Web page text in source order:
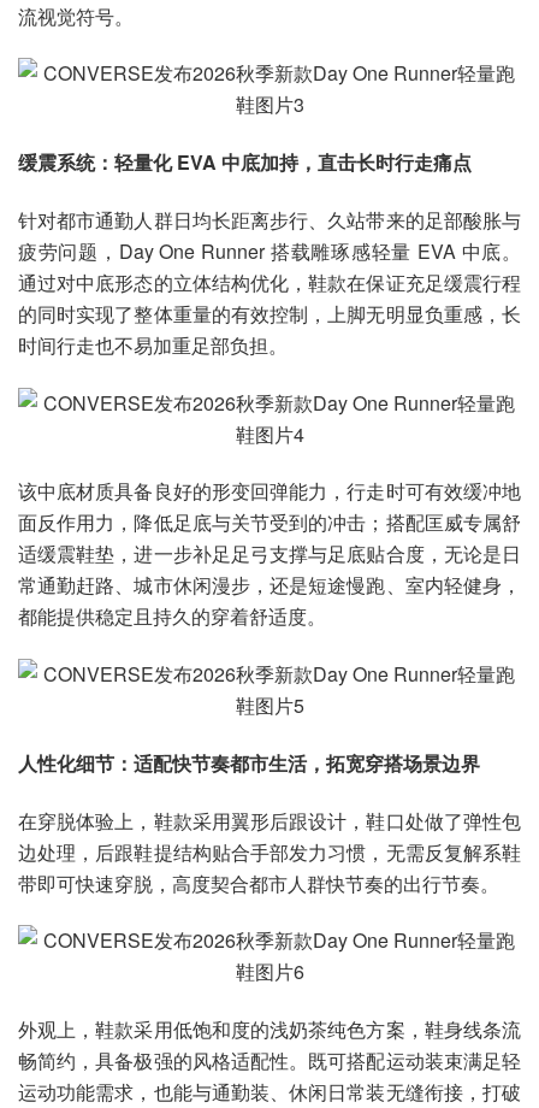
流视觉符号。
缓震系统：轻量化 EVA 中底加持，直击长时行走痛点
针对都市通勤人群日均长距离步行、久站带来的足部酸胀与
疲劳问题，Day One Runner 搭载雕琢感轻量 EVA 中底。
通过对中底形态的立体结构优化，鞋款在保证充足缓震行程
的同时实现了整体重量的有效控制，上脚无明显负重感，长
时间行走也不易加重足部负担。
该中底材质具备良好的形变回弹能力，行走时可有效缓冲地
面反作用力，降低足底与关节受到的冲击；搭配匡威专属舒
适缓震鞋垫，进一步补足足弓支撑与足底贴合度，无论是日
常通勤赶路、城市休闲漫步，还是短途慢跑、室内轻健身，
都能提供稳定且持久的穿着舒适度。
人性化细节：适配快节奏都市生活，拓宽穿搭场景边界
在穿脱体验上，鞋款采用翼形后跟设计，鞋口处做了弹性包
边处理，后跟鞋提结构贴合手部发力习惯，无需反复解系鞋
带即可快速穿脱，高度契合都市人群快节奏的出行节奏。
外观上，鞋款采用低饱和度的浅奶茶纯色方案，鞋身线条流
畅简约，具备极强的风格适配性。既可搭配运动装束满足轻
运动功能需求，也能与通勤装、休闲日常装无缝衔接，打破